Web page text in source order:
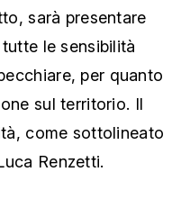
sarà presentare
le sensibilità
per quanto
sul territorio. Il
come sottolineato
Renzetti.